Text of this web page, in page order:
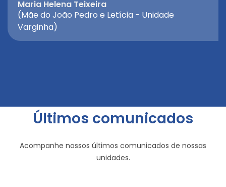
Maria Helena Teixeira
(Mãe do João Pedro e Letícia - Unidade
Varginha)
Últimos comunicados
Acompanhe nossos últimos comunicados de nossas
unidades.